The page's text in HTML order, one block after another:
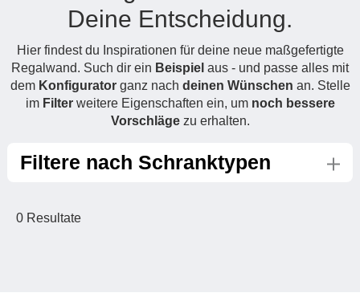
Massivholzschrank
Hängeschrank
Hängeboard
TV-Möbel
aus
Massivholz
Badezimmerschrank
Spiegelschrank
Doppelbett
Polstermöbel
Sofa
Ecksofa
Sessel
Schlafsofa
Outdoor-
Outdoorküche
Produktlinie
Selection
Produktlinie
Deine Entscheidung.
Hier findest du Inspirationen für deine neue maßgefertigte
Regalwand. Such dir ein Beispiel aus - und passe alles mit
dem Konfiguratorganz nach deinen Wünschen an. Stelle
im Filterweitere Eigenschaften ein, um noch bessere
Vorschlägezu erhalten.
Filtere nach Schranktypen
0 Resultate
Fronten renovieren
Für Dachschrägen
Hängeboards
Regale
White Living